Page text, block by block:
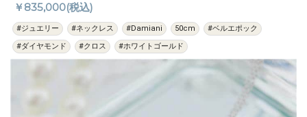
￥835,000(税込)
#ジュエリー #ネックレス #Damiani 50cm
#ベルエポック
#ダイヤモンド
#クロス #ホワイトゴールド